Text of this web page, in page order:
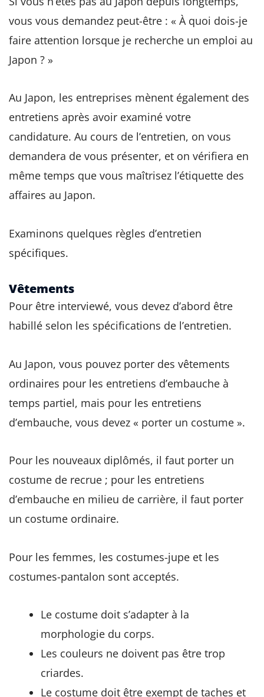
vous vous demandez peut-être : « À quoi dois-je
faire attention lorsque je recherche un emploi au
Japon ? »
Au Japon, les entreprises mènent également des
entretiens après avoir examiné votre
candidature. Au cours de l’entretien, on vous
demandera de vous présenter, et on vérifiera en
même temps que vous maîtrisez l’étiquette des
affaires au Japon.
Examinons quelques règles d’entretien
spécifiques.
Vêtements
Pour être interviewé, vous devez d’abord être
habillé selon les spécifications de l’entretien.
Au Japon, vous pouvez porter des vêtements
ordinaires pour les entretiens d’embauche à
temps partiel, mais pour les entretiens
d’embauche, vous devez « porter un costume ».
Pour les nouveaux diplômés, il faut porter un
costume de recrue ; pour les entretiens
d’embauche en milieu de carrière, il faut porter
un costume ordinaire.
Pour les femmes, les costumes-jupe et les
costumes-pantalon sont acceptés.
Le costume doit s’adapter à la
morphologie du corps.
Les couleurs ne doivent pas être trop
criardes.
Le costume doit être exempt de taches et